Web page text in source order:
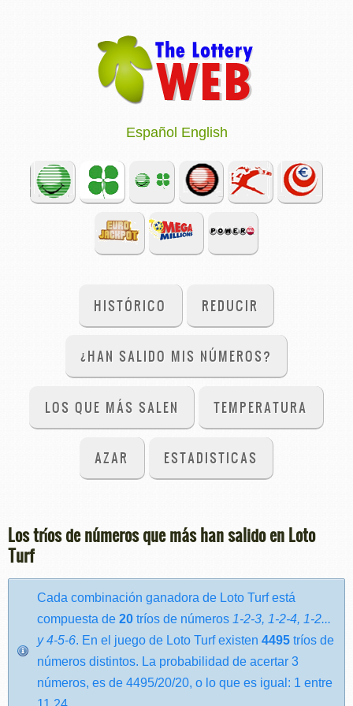
Español English
HISTÓRICO REDUCIR
¿HAN SALIDO MIS NÚMEROS?
LOS QUE MÁS SALEN TEMPERATURA
AZAR ESTADISTICAS
Los tríos de números que más han salido en Loto
Turf
Cada combinación ganadora de Loto Turf está
compuesta de 20 tríos de números 1-2-3, 1-2-4, 1-2...
y 4-5-6. En el juego de Loto Turf existen 4495 tríos de
números distintos. La probabilidad de acertar 3
números, es de 4495/20/20, o lo que es igual: 1 entre